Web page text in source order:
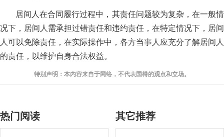
居间人在合同履行过程中，其责任问题较为复杂，在一般情
况下，居间人需承担过错责任和违约责任，在特定情况下，居间
人可以免除责任，在实际操作中，各方当事人应充分了解居间人
的责任，以维护自身合法权益。
特别声明：本内容来自于网络，不代表国樽的观点和立场。
热门阅读 其它推荐